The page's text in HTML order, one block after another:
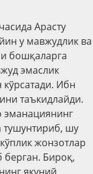
Арасту
у мавжудлик ва
бошқаларга
эмаслик
кўрсатади. Ибн
таъкидлайди.
эманациянинг
тушунтириб, шу
жонзотлар
берган. Бироқ,